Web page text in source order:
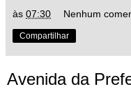
às 07:30 Nenhum
Compartilhar
Avenida da